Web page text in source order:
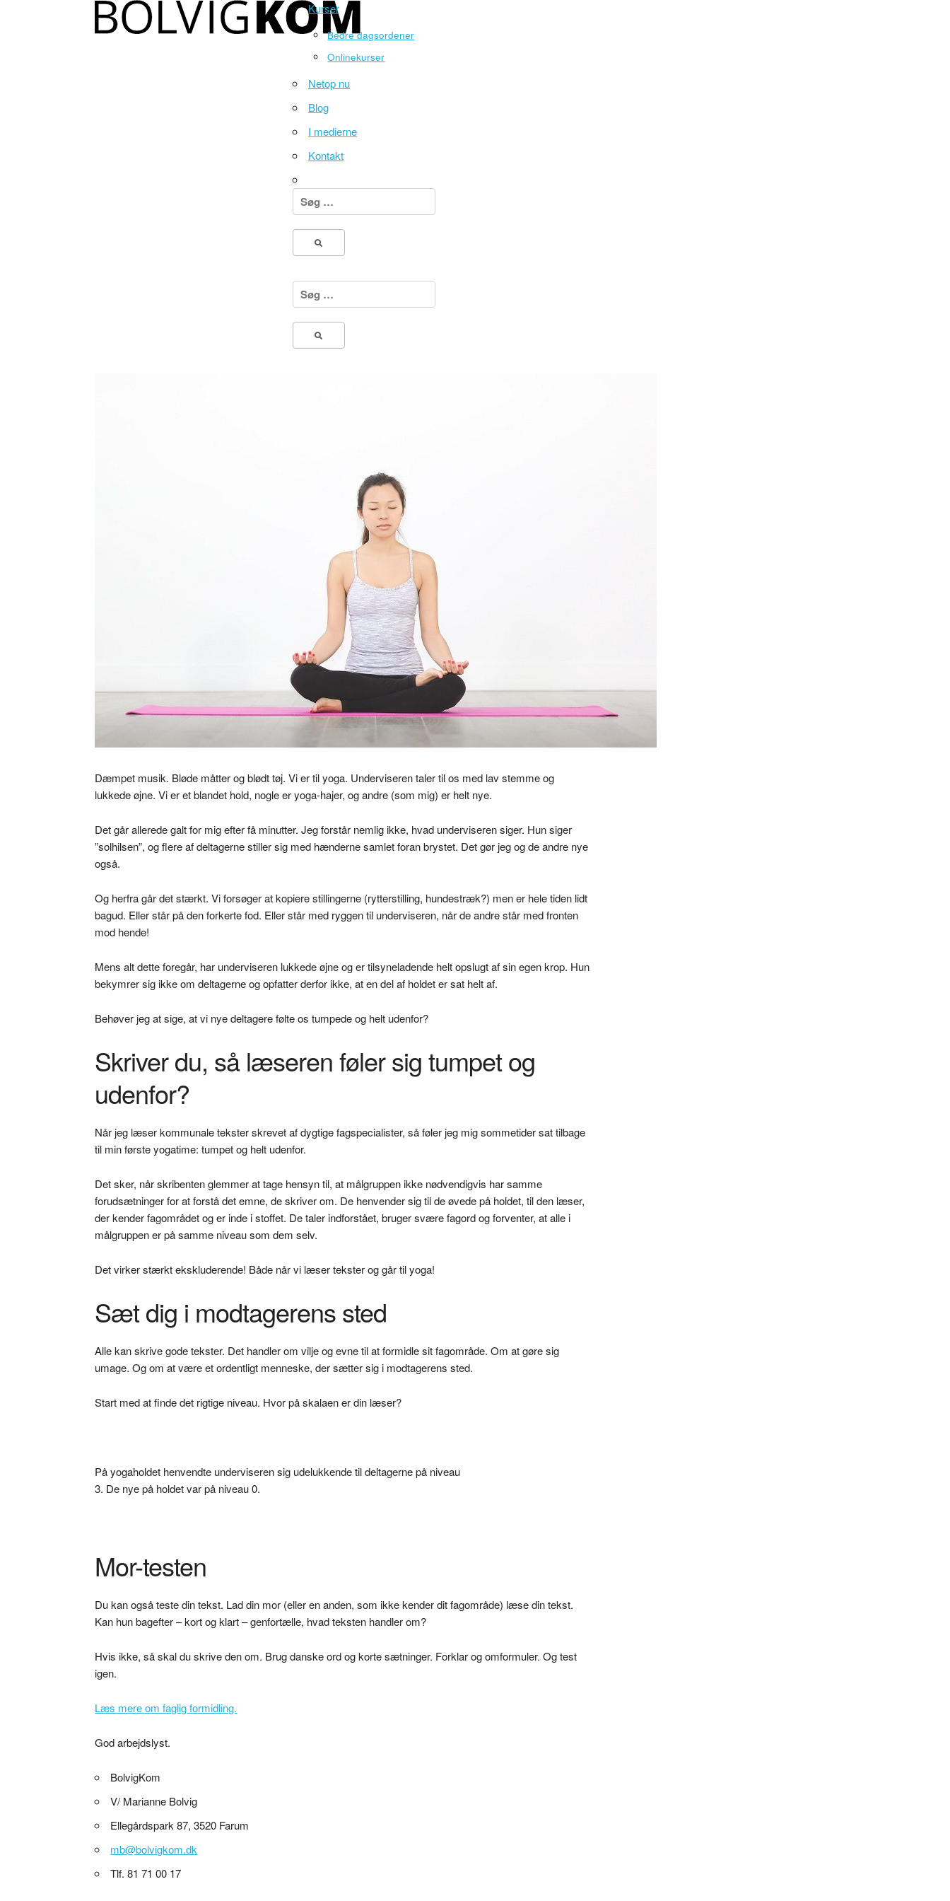
Kurser
Bedre dagsordener
Onlinekurser
Netop nu
Blog
I medierne
Kontakt
Søg
efter:
Søg
efter:
Dæmpet musik. Bløde måtter og blødt tøj. Vi er til yoga. Underviseren taler til os med lav stemme og
lukkede øjne. Vi er et blandet hold, nogle er yoga-hajer, og andre (som mig) er helt nye.
Det går allerede galt for mig efter få minutter. Jeg forstår nemlig ikke, hvad underviseren siger. Hun siger
”solhilsen”, og flere af deltagerne stiller sig med hænderne samlet foran brystet. Det gør jeg og de andre nye
også.
Og herfra går det stærkt. Vi forsøger at kopiere stillingerne (rytterstilling, hundestræk?) men er hele tiden lidt
bagud. Eller står på den forkerte fod. Eller står med ryggen til underviseren, når de andre står med fronten
mod hende!
Mens alt dette foregår, har underviseren lukkede øjne og er tilsyneladende helt opslugt af sin egen krop. Hun
bekymrer sig ikke om deltagerne og opfatter derfor ikke, at en del af holdet er sat helt af.
Behøver jeg at sige, at vi nye deltagere følte os tumpede og helt udenfor?
Skriver du, så læseren føler sig tumpet og
udenfor?
Når jeg læser kommunale tekster skrevet af dygtige fagspecialister, så føler jeg mig sommetider sat tilbage
til min første yogatime: tumpet og helt udenfor.
Det sker, når skribenten glemmer at tage hensyn til, at målgruppen ikke nødvendigvis har samme
forudsætninger for at forstå det emne, de skriver om. De henvender sig til de øvede på holdet, til den læser,
der kender fagområdet og er inde i stoffet. De taler indforstået, bruger svære fagord og forventer, at alle i
målgruppen er på samme niveau som dem selv.
Det virker stærkt ekskluderende! Både når vi læser tekster og går til yoga!
Sæt dig i modtagerens sted
Alle kan skrive gode tekster. Det handler om vilje og evne til at formidle sit fagområde. Om at gøre sig
umage. Og om at være et ordentligt menneske, der sætter sig i modtagerens sted.
Start med at finde det rigtige niveau. Hvor på skalaen er din læser?
På yogaholdet henvendte underviseren sig udelukkende til deltagerne på niveau
3. De nye på holdet var på niveau 0.
Mor-testen
Du kan også teste din tekst. Lad din mor (eller en anden, som ikke kender dit fagområde) læse din tekst.
Kan hun bagefter – kort og klart – genfortælle, hvad teksten handler om?
Hvis ikke, så skal du skrive den om. Brug danske ord og korte sætninger. Forklar og omformuler. Og test
igen.
Læs mere om faglig formidling.
God arbejdslyst.
BolvigKom
V/ Marianne Bolvig
Ellegårdspark 87, 3520 Farum
mb@bolvigkom.dk
Tlf. 81 71 00 17